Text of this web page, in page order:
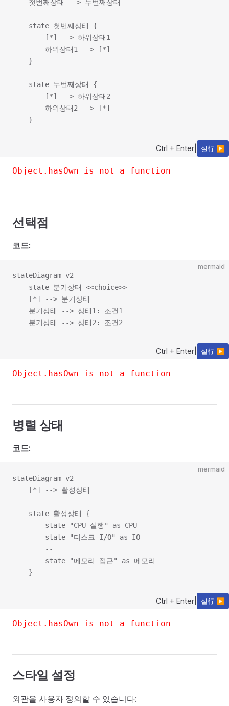
    첫번째상태 --> 두번째상태
    state 첫번째상태 {
        [*] --> 하위상태1
        하위상태1 --> [*]
    }
    state 두번째상태 {
        [*] --> 하위상태2
        하위상태2 --> [*]
Ctrl + Enter 실行 ▶
Object.hasOwn is not a function
선택점
코드:
mermaid
stateDiagram-v2
    state 분기상태 <<choice>>
    [*] --> 분기상태
    분기상태 --> 상태1: 조건1
Ctrl + Enter 실行 ▶
Object.hasOwn is not a function
병렬 상태
코드:
mermaid
stateDiagram-v2
    [*] --> 활성상태
    state 활성상태 {
        state "CPU 실행" as CPU
        state "디스크 I/O" as IO
        --
        state "메모리 접근" as 메모리
Ctrl + Enter 실行 ▶
Object.hasOwn is not a function
스타일 설정
외관을 사용자 정의할 수 있습니다: